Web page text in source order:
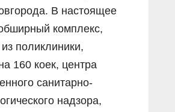
В настоящее
комплекс,
поликлиники,
160 коек, центра
санитарно-
надзора,